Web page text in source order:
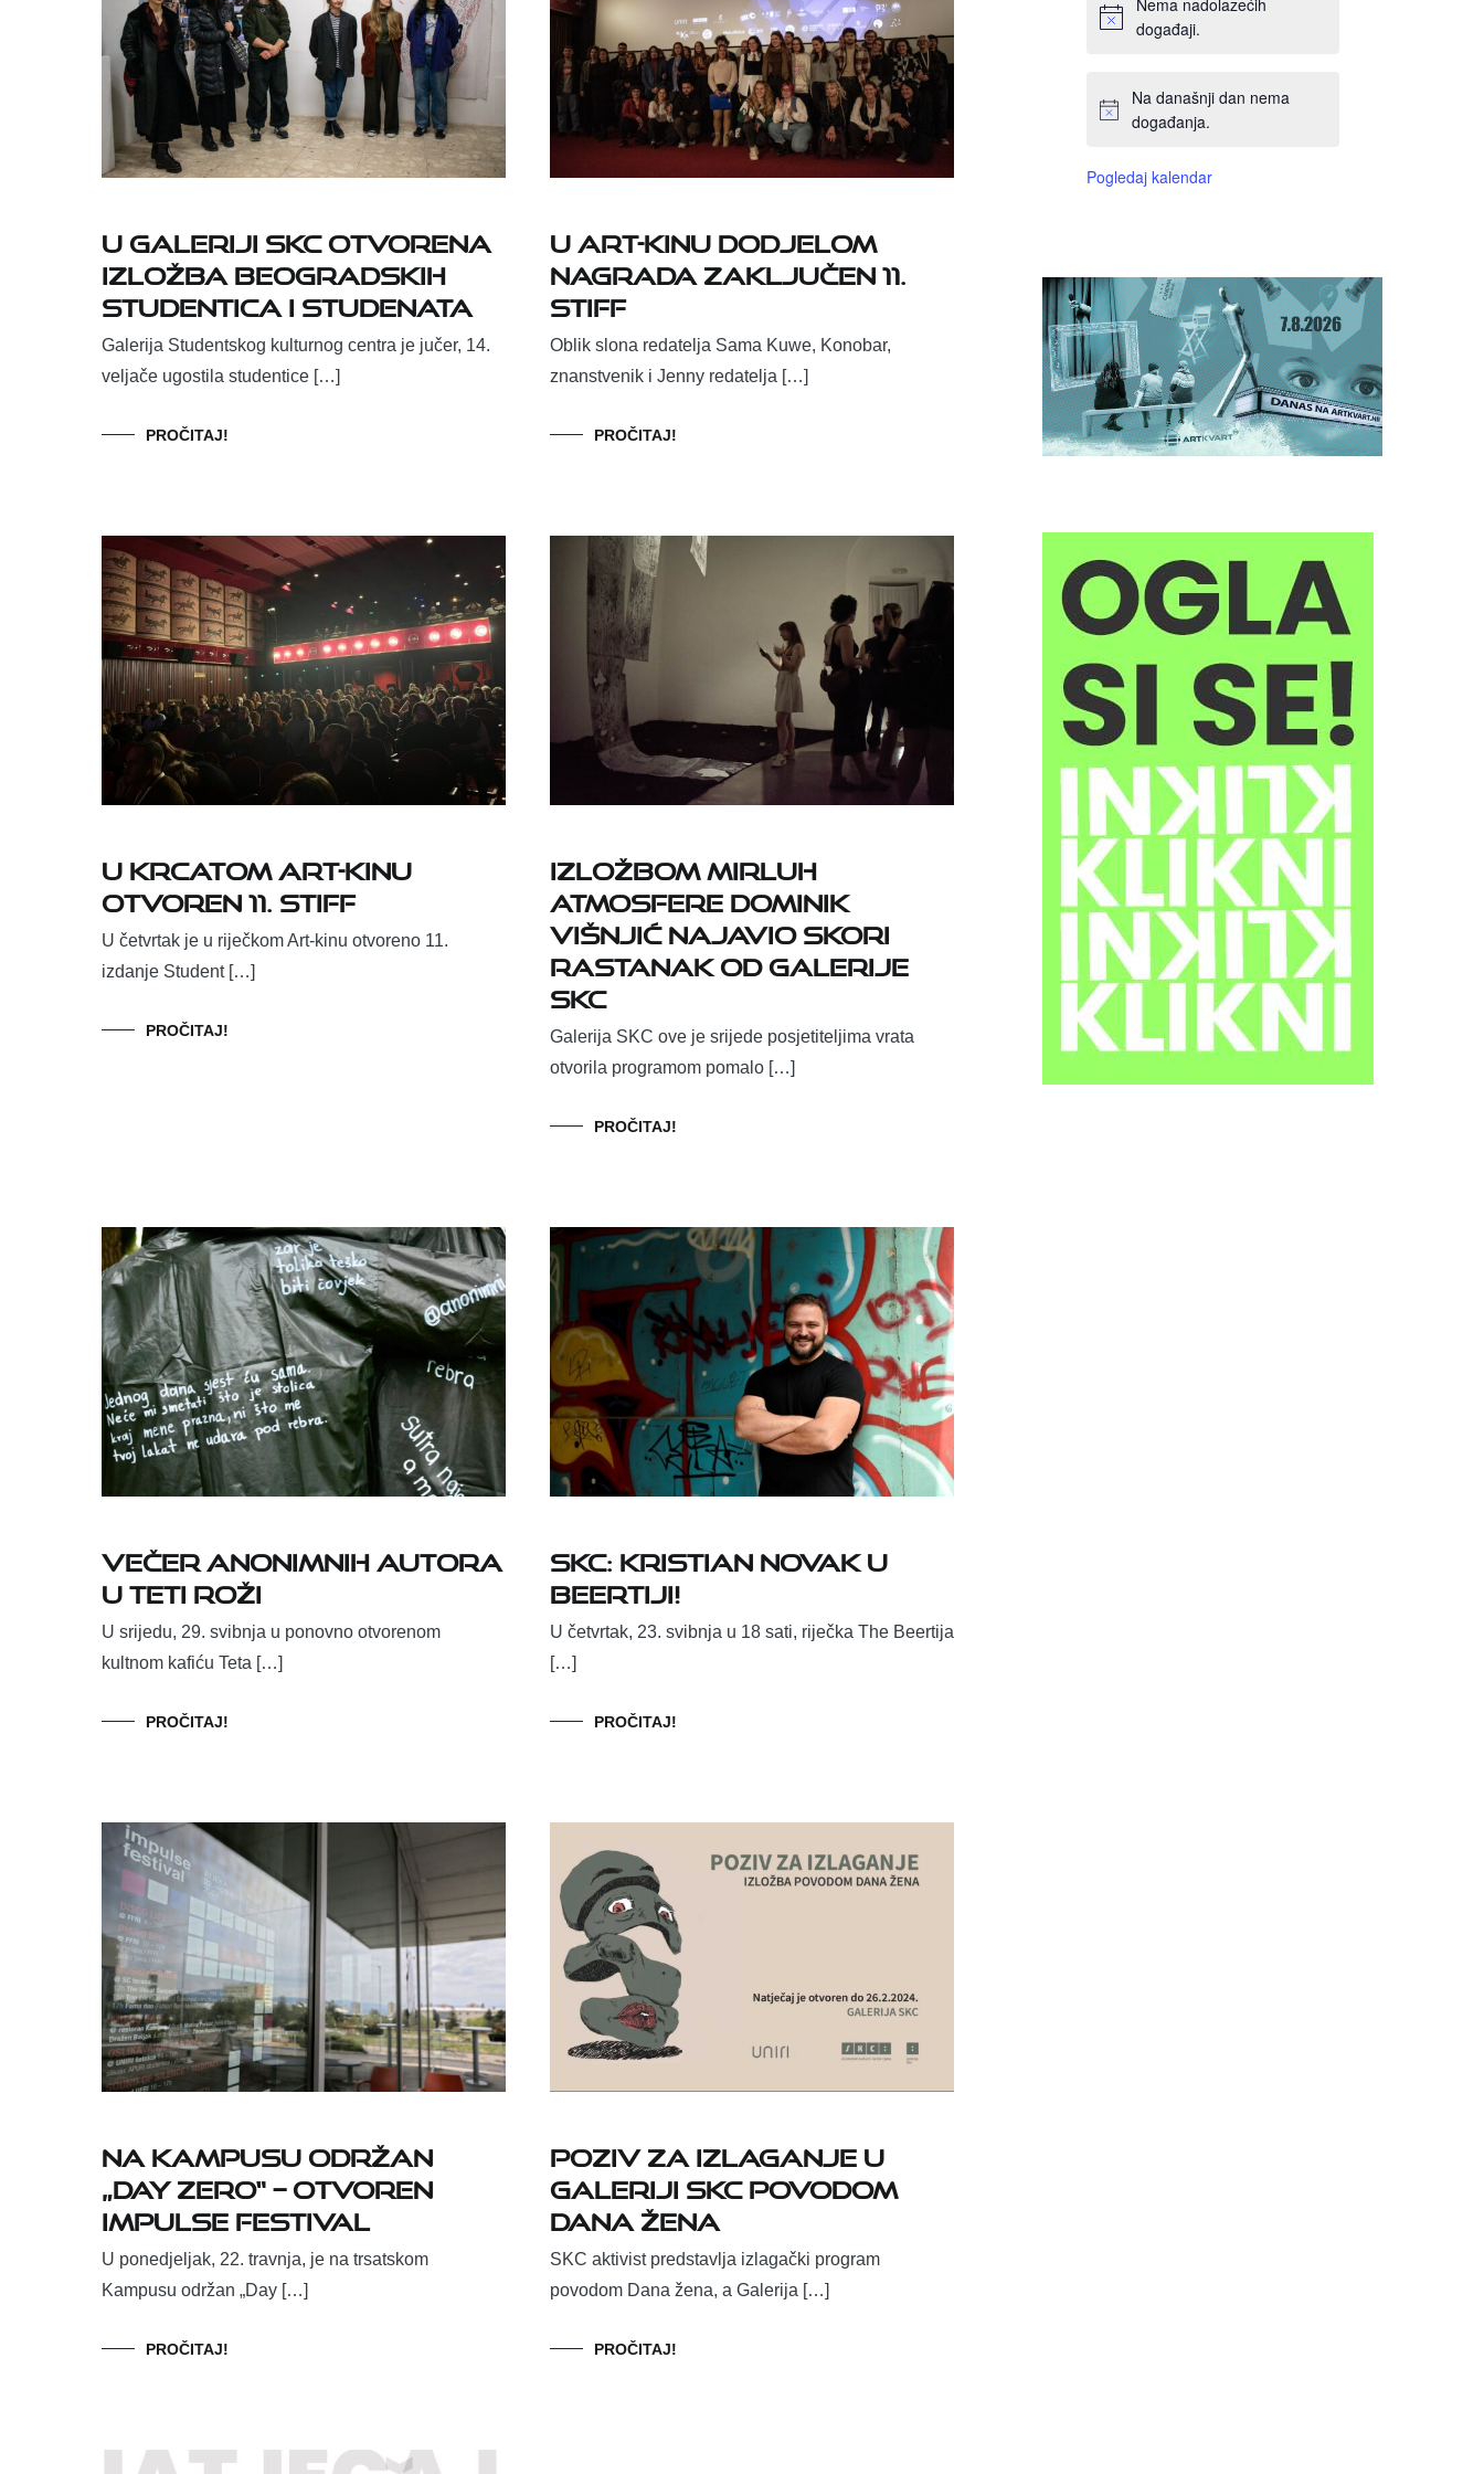
U Galeriji SKC otvorena
izložba beogradskih
studentica i studenata
Galerija Studentskog kulturnog centra je jučer, 14.
veljače ugostila studentice […]
PROČITAJ!
U Art-kinu dodjelom
nagrada zaključen 11.
STIFF
Oblik slona redatelja Sama Kuwe, Konobar,
znanstvenik i Jenny redatelja […]
PROČITAJ!
U krcatom Art-kinu
otvoren 11. STIFF
U četvrtak je u riječkom Art-kinu otvoreno 11.
izdanje Student […]
PROČITAJ!
Izložbom Mirluh
atmosfere Dominik
Višnjić najavio skori
rastanak od Galerije
SKC
Galerija SKC ove je srijede posjetiteljima vrata
otvorila programom pomalo […]
PROČITAJ!
Večer Anonimnih Autora
u Teti Roži
U srijedu, 29. svibnja u ponovno otvorenom
kultnom kafiću Teta […]
PROČITAJ!
SKC: Kristian Novak u
Beertiji!
U četvrtak, 23. svibnja u 18 sati, riječka The Beertija
[…]
PROČITAJ!
Na Kampusu održan
„Day Zero“ – otvoren
Impulse Festival
U ponedjeljak, 22. travnja, je na trsatskom
Kampusu održan „Day […]
PROČITAJ!
Poziv za izlaganje u
Galeriji SKC povodom
Dana žena
SKC aktivist predstavlja izlagački program
povodom Dana žena, a Galerija […]
PROČITAJ!
Nema nadolazećih
događaji.
Na današnji dan nema
događanja.
Pogledaj kalendar